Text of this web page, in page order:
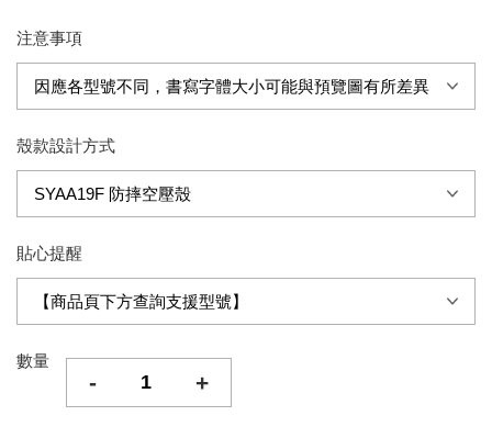
注意事項
殼款設計方式
貼心提醒
數量
- +